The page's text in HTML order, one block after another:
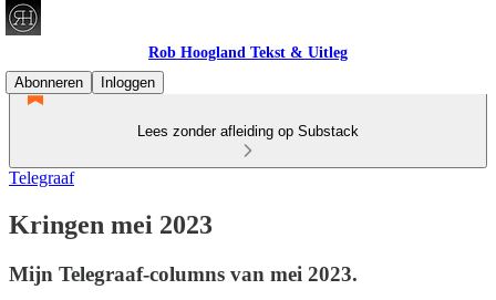
Rob Hoogland Tekst & Uitleg
Abonneren
Inloggen
Lees zonder afleiding op Substack
Telegraaf
Kringen mei 2023
Mijn Telegraaf-columns van mei 2023.